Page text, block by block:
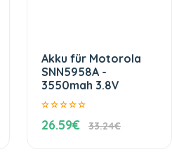
Akku für Motorola
SNN5958A -
3550mah 3.8V
26.59€ 33.24€